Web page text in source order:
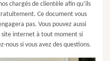
chargés de clientèle afin qu’ils
Ce document vous
pas. Vous pouvez aussi
internet à tout moment si
nous si vous avez des questions.